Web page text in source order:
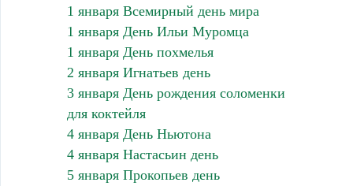
1 января Всемирный день мира
1 января День Ильи Муромца
1 января День похмелья
2 января Игнатьев день
3 января День рождения соломенки
для коктейля
4 января День Ньютона
4 января Настасьин день
5 января Прокопьев день